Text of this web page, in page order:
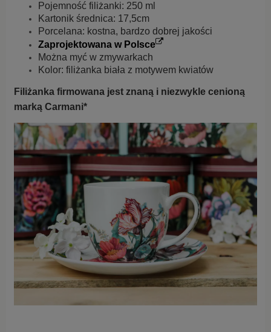
Pojemność filiżanki: 250 ml
Kartonik średnica: 17,5cm
Porcelana: kostna, bardzo dobrej jakości
Zaprojektowana w Polsce
Można myć w zmywarkach
Kolor: filiżanka biała z motywem kwiatów
Filiżanka firmowana jest znaną i niezwykle cenioną
marką Carmani*